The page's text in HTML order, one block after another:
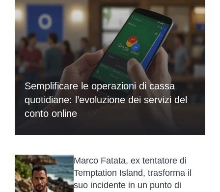
Semplificare le operazioni di cassa
quotidiane: l’evoluzione dei servizi del
conto online
Marco Fatata, ex tentatore di
Temptation Island, trasforma il
suo incidente in un punto di